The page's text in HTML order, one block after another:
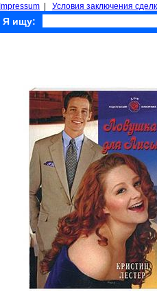
Impressum Условия заключения
Я ищу: